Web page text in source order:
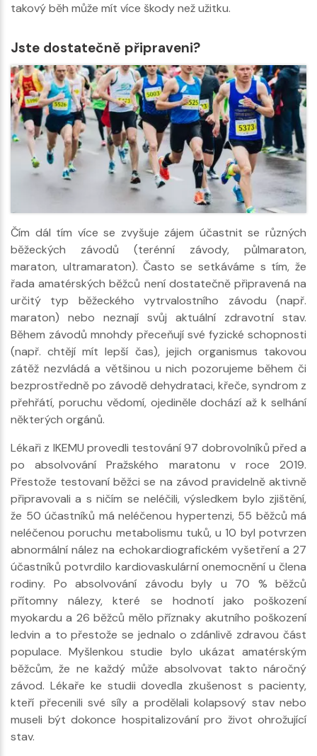
takový běh může mít více škody než užitku.
Jste dostatečně připraveni?
Čím dál tím více se zvyšuje zájem účastnit se různých
běžeckých závodů (terénní závody, půlmaraton,
maraton, ultramaraton). Často se setkáváme s tím, že
řada amatérských běžců není dostatečně připravená na
určitý typ běžeckého vytrvalostního závodu (např.
maraton) nebo neznají svůj aktuální zdravotní stav.
Během závodů mnohdy přeceňují své fyzické schopnosti
(např. chtějí mít lepší čas), jejich organismus takovou
zátěž nezvládá a většinou u nich pozorujeme během či
bezprostředně po závodě dehydrataci, křeče, syndrom z
přehřátí, poruchu vědomí, ojediněle dochází až k selhání
některých orgánů.
Lékaři z IKEMU provedli testování 97 dobrovolníků před a
po absolvování Pražského maratonu v roce 2019.
Přestože testovaní běžci se na závod pravidelně aktivně
připravovali a s ničím se neléčili, výsledkem bylo zjištění,
že 50 účastníků má neléčenou hypertenzi, 55 běžců má
neléčenou poruchu metabolismu tuků, u 10 byl potvrzen
abnormální nález na echokardiografickém vyšetření a 27
účastníků potvrdilo kardiovaskulární onemocnění u člena
rodiny. Po absolvování závodu byly u 70 % běžců
přítomny nálezy, které se hodnotí jako poškození
myokardu a 26 běžců mělo příznaky akutního poškození
ledvin a to přestože se jednalo o zdánlivě zdravou část
populace. Myšlenkou studie bylo ukázat amatérským
běžcům, že ne každý může absolvovat takto náročný
závod. Lékaře ke studii dovedla zkušenost s pacienty,
kteří přecenili své síly a prodělali kolapsový stav nebo
museli být dokonce hospitalizování pro život ohrožující
stav.